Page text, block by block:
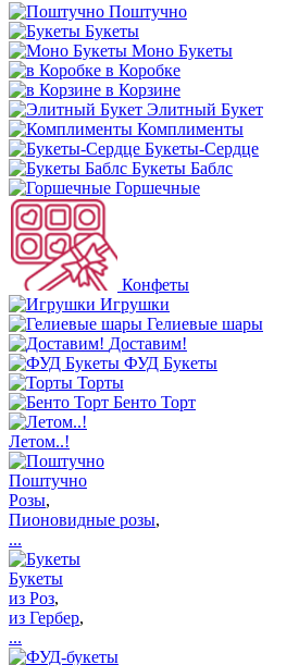
Поштучно
Букеты
Моно Букеты
в Коробке
в Корзине
Элитный Букет
Комплименты
Букеты-Сердце
Букеты Баблс
Горшечные
Конфеты
Игрушки
Гелиевые шары
Доставим!
ФУД Букеты
Торты
Бенто Торт
Летом..!
Поштучно
Розы,
Пионовидные розы,
...
Букеты
из Роз,
из Гербер,
...